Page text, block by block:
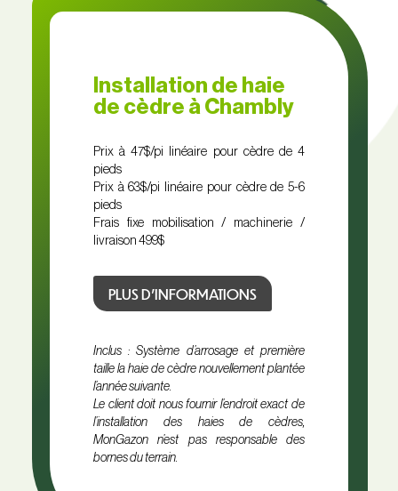
Installation de haie
de cèdre à Chambly
Prix à 47$/pi linéaire pour cèdre de 4
pieds
Prix à 63$/pi linéaire pour cèdre de 5-6
pieds
Frais fixe mobilisation / machinerie /
livraison 499$
PLUS D’INFORMATIONS
Inclus : Système d’arrosage et première
taille la haie de cèdre nouvellement plantée
l’année suivante.
Le client doit nous fournir l’endroit exact de
l’installation des haies de cèdres,
MonGazon n’est pas responsable des
bornes du terrain.